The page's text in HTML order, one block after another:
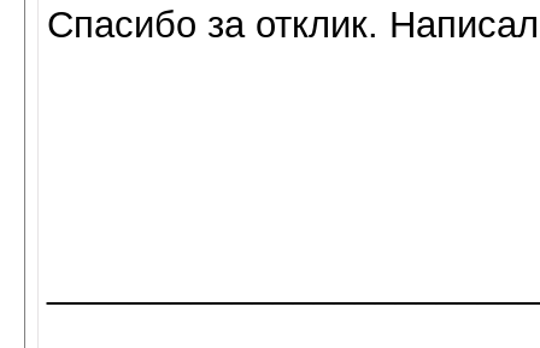
Спасибо за отклик.